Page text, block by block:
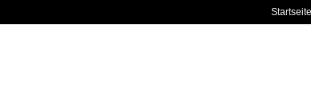
Startseite